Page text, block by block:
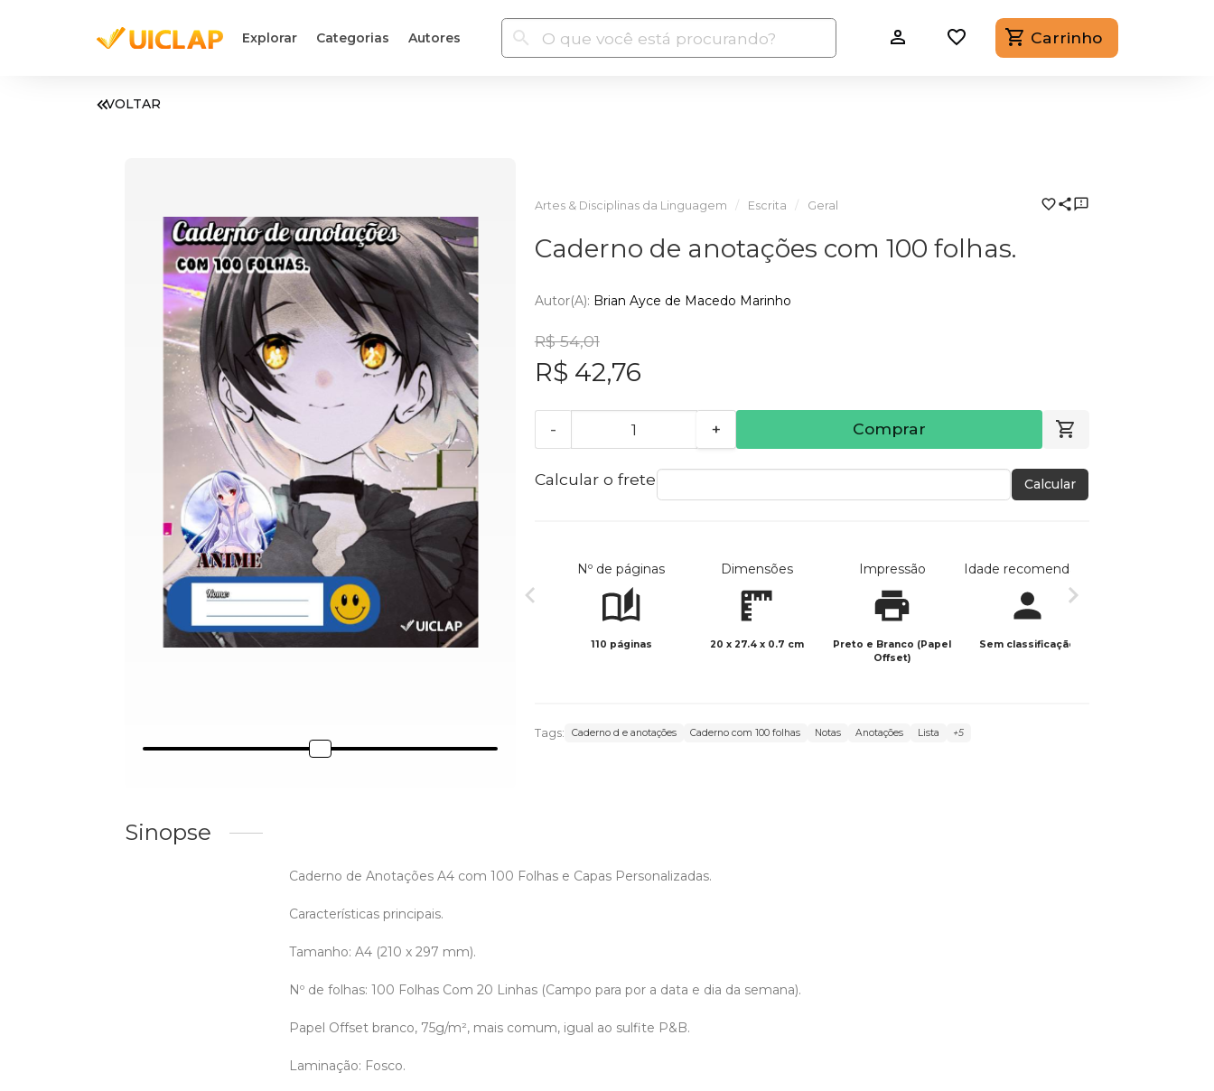
Explorar Categorias Autores Carrinho
VOLTAR
Artes & Disciplinas da Linguagem Escrita Geral
Caderno de anotações com 100 folhas.
Autor(a): Brian Ayce de Macedo Marinho
R$ 54,01
R$ 42,76
- + Comprar
Calcular o frete Calcular
Nº de páginas
110 páginas
Dimensões
20 x 27.4 x 0.7 cm
Impressão
Preto e Branco (Papel
Offset)
Idade recomendada
Sem classificação
Tags: Caderno d e anotações Caderno com 100 folhas Notas Anotações Lista +5
Sinopse
Caderno de Anotações A4 com 100 Folhas e Capas Personalizadas.
Características principais.
Tamanho: A4 (210 x 297 mm).
Nº de folhas: 100 Folhas Com 20 Linhas (Campo para por a data e dia da semana).
Papel Offset branco, 75g/m², mais comum, igual ao sulfite P&B.
Laminação: Fosco.